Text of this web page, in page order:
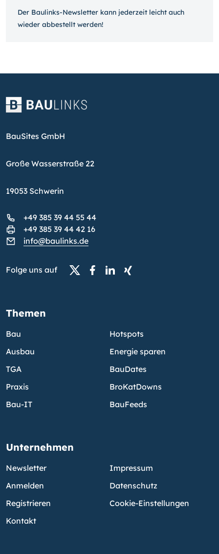
Der Baulinks-Newsletter kann jeder­zeit leicht auch
wieder ab­bestellt werden!
BauSites GmbH
Große Wasserstraße 22
19053 Schwerin
+49 385 39 44 55 44
+49 385 39 44 42 16
info@baulinks.de
Folge uns auf
Themen
Bau
Ausbau
TGA
Praxis
Bau-IT
Hotspots
Energie sparen
BauDates
BroKatDowns
BauFeeds
Unternehmen
Newsletter
Anmelden
Registrieren
Kontakt
Impressum
Datenschutz
Cookie-Einstellungen